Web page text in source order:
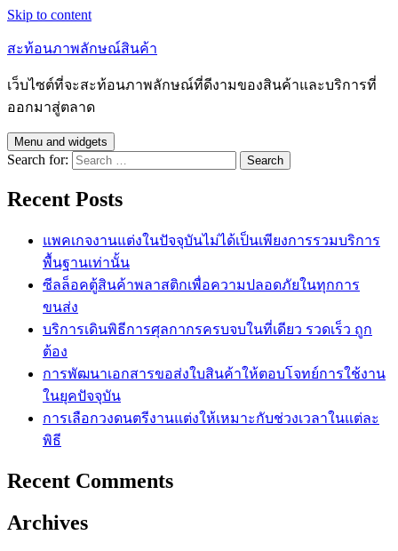
Skip to content
สะท้อนภาพลักษณ์สินค้า
เว็บไซต์ที่จะสะท้อนภาพลักษณ์ที่ดีงามของสินค้าและบริการที่
ออกมาสู่ตลาด
Menu and widgets
Search for:
Recent Posts
แพคเกจงานแต่งในปัจจุบันไม่ได้เป็นเพียงการรวมบริการ
พื้นฐานเท่านั้น
ซีลล็อคตู้สินค้าพลาสติกเพื่อความปลอดภัยในทุกการ
ขนส่ง
บริการเดินพิธีการศุลกากรครบจบในที่เดียว รวดเร็ว ถูก
ต้อง
การพัฒนาเอกสารขอส่งใบสินค้าให้ตอบโจทย์การใช้งาน
ในยุคปัจจุบัน
การเลือกวงดนตรีงานแต่งให้เหมาะกับช่วงเวลาในแต่ละ
พิธี
Recent Comments
Archives